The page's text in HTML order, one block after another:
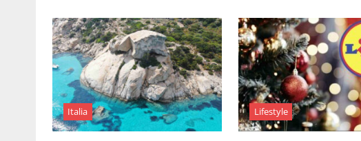
Italia Lifestyle